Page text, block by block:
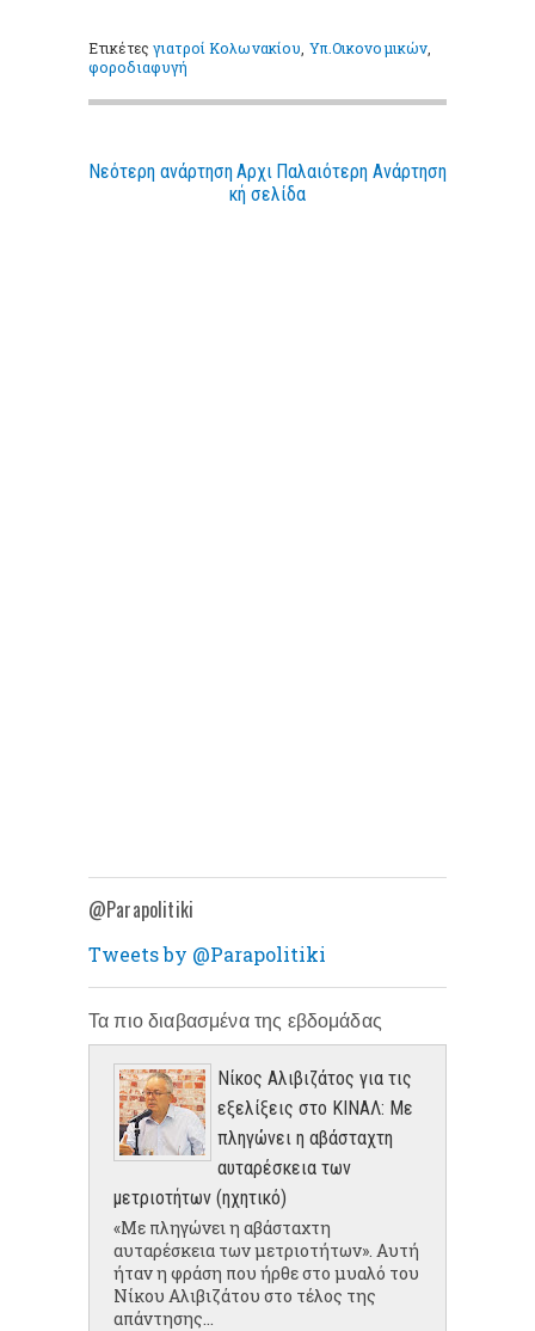
Ετικέτεςγιατροί Κολωνακίου Υπ.Οικονομικών
φοροδιαφυγή
Νεότερη ανάρτηση Παλαιότερη Ανάρτηση
Αρχι
κή σελίδα
@Parapolitiki
Tweets by @Parapolitiki
Τα πιο διαβασμένα της εβδομάδας
Νίκος Αλιβιζάτος για τις
εξελίξεις στο ΚΙΝΑΛ: Με
πληγώνει η αβάσταχτη
αυταρέσκεια των
μετριοτήτων (ηχητικό)
«Με πληγώνει η αβάσταχτη
αυταρέσκεια των μετριοτήτων». Αυτή
ήταν η φράση που ήρθε στο μυαλό του
Νίκου Αλιβιζάτου στο τέλος της
απάντησης...